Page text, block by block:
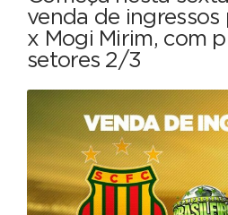
venda de ingressos
x Mogi Mirim, com
setores 2/3